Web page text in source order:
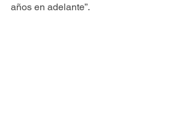
años en adelante”.